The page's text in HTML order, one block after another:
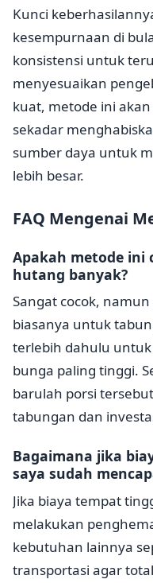
Kunci
kesempurnaan di
konsistensi untuk
menyesuaikan
kuat, metode ini
sekadar
sumber daya untuk
lebih besar.
FAQ Mengenai
Apakah metode ini
hutang banyak?
Sangat cocok,
biasanya untuk
terlebih dahulu
bunga paling tinggi.
barulah porsi
tabungan dan
Bagaimana jika
saya sudah
Jika biaya tempat
melakukan
kebutuhan lainnya
transportasi agar